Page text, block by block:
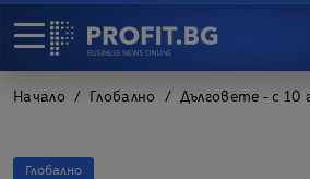
Начало Глобално Дълговете - с 10
Глобално